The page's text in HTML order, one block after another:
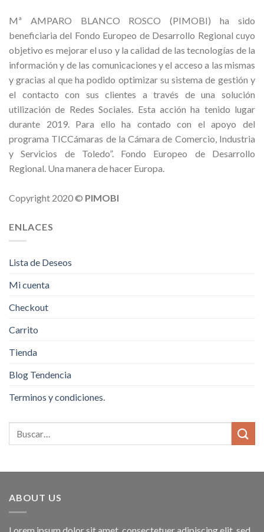
Mª AMPARO BLANCO ROSCO (PIMOBI) ha sido
beneficiaria del Fondo Europeo de Desarrollo Regional cuyo
objetivo es mejorar el uso y la calidad de las tecnologías de la
información y de las comunicaciones y el acceso a las mismas
y gracias al que ha podido optimizar su sistema de gestión y
el contacto con sus clientes a través de una solución
utilización de Redes Sociales. Esta acción ha tenido lugar
durante 2019. Para ello ha contado con el apoyo del
programa TICCámaras de la Cámara de Comercio, Industria
y Servicios de Toledo”. Fondo Europeo de Desarrollo
Regional. Una manera de hacer Europa.
Copyright 2020 © PIMOBI
ENLACES
Lista de Deseos
Mi cuenta
Checkout
Carrito
Tienda
Blog Tendencia
Terminos y condiciones.
ABOUT US
Lorem ipsum dolor sit amet, consectetuer adipiscing elit, sed